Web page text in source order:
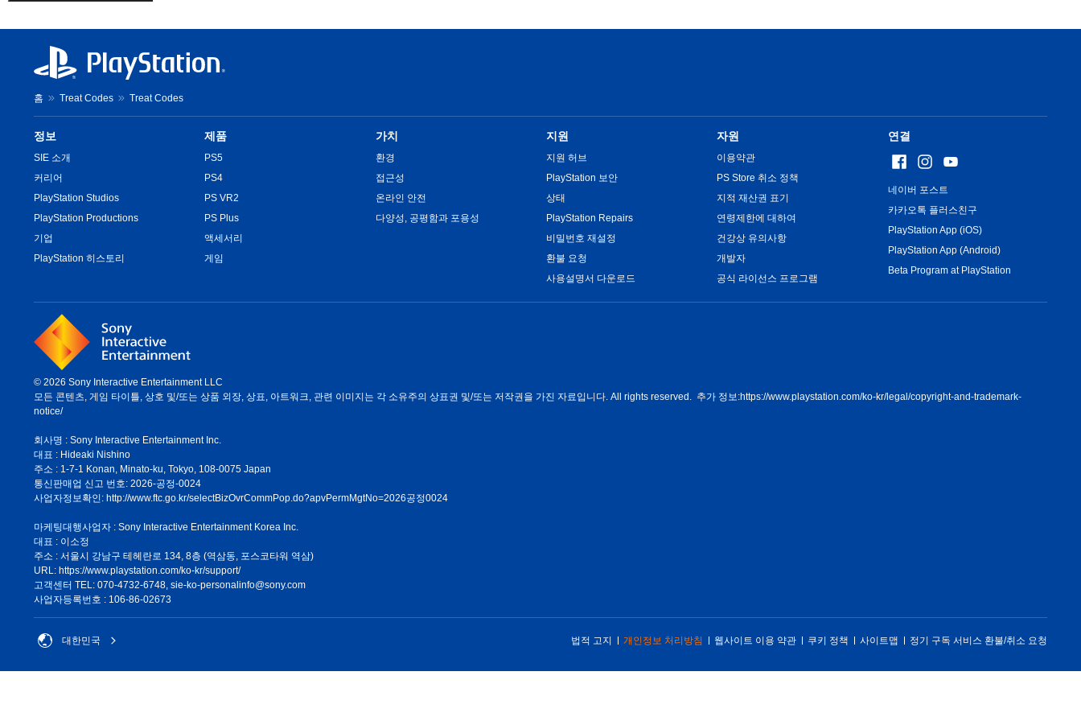
홈 Treat Codes Treat Codes
정보
SIE 소개
커리어
PlayStation Studios
PlayStation Productions
기업
PlayStation 히스토리
제품
PS5
PS4
PS VR2
PS Plus
액세서리
게임
가치
환경
접근성
온라인 안전
다양성, 공평함과 포용성
지원
지원 허브
PlayStation 보안
상태
PlayStation Repairs
비밀번호 재설정
환불 요청
사용설명서 다운로드
자원
이용약관
PS Store 취소 정책
지적 재산권 표기
연령제한에 대하여
건강상 유의사항
개발자
공식 라이선스 프로그램
연결
네이버 포스트
카카오톡 플러스친구
PlayStation App (iOS)
PlayStation App (Android)
Beta Program at PlayStation
© 2026 Sony Interactive Entertainment LLC
모든 콘텐츠, 게임 타이틀, 상호 및/또는 상품 외장, 상표, 아트워크, 관련 이미지는 각 소유주의 상표권 및/또는 저작권을 가진 자료입니다. All rights reserved. 추가 정보:https://www.playstation.com/ko-kr/legal/copyright-and-trademark-
notice/
회사명 : Sony Interactive Entertainment Inc.
대표 : Hideaki Nishino
주소 : 1-7-1 Konan, Minato-ku, Tokyo, 108-0075 Japan
통신판매업 신고 번호: 2026-공정-0024
사업자정보확인: http://www.ftc.go.kr/selectBizOvrCommPop.do?apvPermMgtNo=2026공정0024
마케팅대행사업자 : Sony Interactive Entertainment Korea Inc.
대표 : 이소정
주소 : 서울시 강남구 테헤란로 134, 8층 (역삼동, 포스코타워 역삼)
URL: https://www.playstation.com/ko-kr/support/
고객센터 TEL: 070-4732-6748, sie-ko-personalinfo@sony.com
사업자등록번호 : 106-86-02673
대한민국 법적 고지 개인정보 처리방침 웹사이트 이용 약관 쿠키 정책 사이트맵 정기 구독 서비스 환불/취소 요청